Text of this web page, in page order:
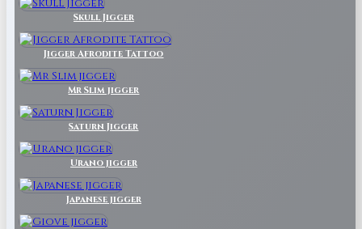
Skull Jigger
Jigger Afrodite Tattoo
Mr Slim jigger
Saturn Jigger
Urano jigger
Japanese jigger